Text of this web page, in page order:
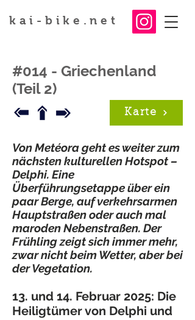
kai-bike.net
#014 - Griechenland
(Teil 2)
Karte
Von Metéora geht es weiter zum
nächsten kulturellen Hotspot –
Delphi. Eine
Überführungsetappe über ein
paar Berge, auf verkehrsarmen
Hauptstraßen oder auch mal
maroden Nebenstraßen. Der
Frühling zeigt sich immer mehr,
zwar nicht beim Wetter, aber bei
der Vegetation.
13. und 14. Februar 2025: Die
Heiligtümer von Delphi und